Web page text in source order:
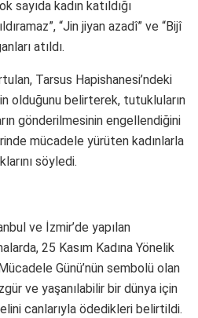
sayıda kadın katıldığı
“Jin jiyan azadî” ve “Bijî
atıldı.
Tarsus Hapishanesi’ndeki
olduğunu belirterek, tutukluların
gönderilmesinin engellendiğini
mücadele yürüten kadınlarla
söyledi.
ve İzmir’de yapılan
25 Kasım Kadına Yönelik
Günü’nün sembolü olan
ve yaşanılabilir bir dünya için
canlarıyla ödedikleri belirtildi.